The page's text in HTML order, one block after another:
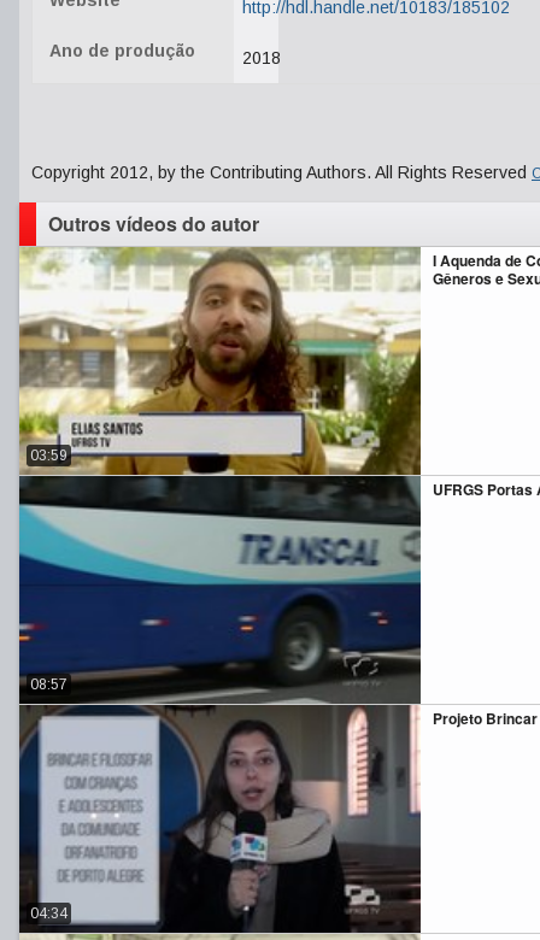
http://hdl.handle.net/10183/185102
Ano de produção 2018
Copyright 2012, by the Contributing Authors. All Rights Reserved
Outros vídeos do autor
I Aquenda de
Gêneros e
03:59
UFRGS
08:57
Projeto
04:34